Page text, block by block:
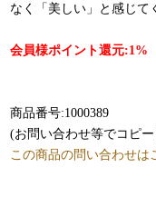
なく「美しい」と感じて
会員様ポイント還元:1%
商品番号:1000389
(お問い合わせ等でコピ
この商品の問い合わせは